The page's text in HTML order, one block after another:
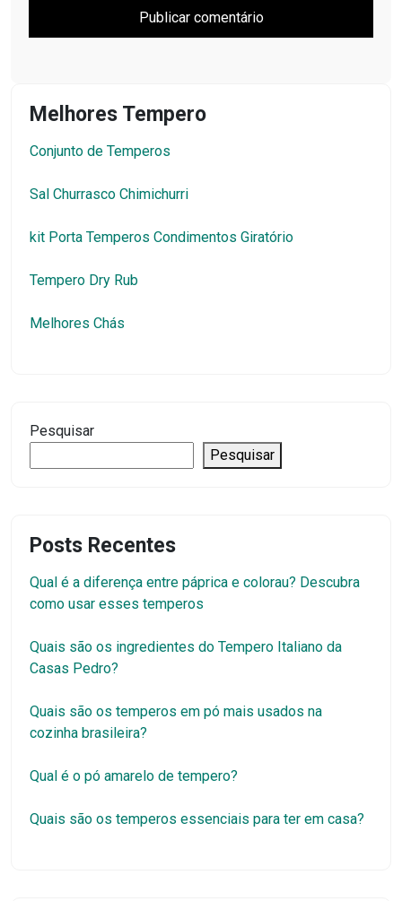
Melhores Tempero
Conjunto de Temperos
Sal Churrasco Chimichurri
kit Porta Temperos Condimentos Giratório
Tempero Dry Rub
Melhores Chás
Pesquisar
Pesquisar
Posts Recentes
Qual é a diferença entre páprica e colorau? Descubra
como usar esses temperos
Quais são os ingredientes do Tempero Italiano da
Casas Pedro?
Quais são os temperos em pó mais usados na
cozinha brasileira?
Qual é o pó amarelo de tempero?
Quais são os temperos essenciais para ter em casa?